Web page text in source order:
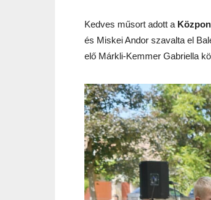
Kedves műsort adott a
és Miskei Andor szavalta el
elő Márkli-Kemmer Gabriella